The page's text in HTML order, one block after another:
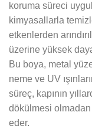
koruma süreci
kimyasallarla
etkenlerden
üzerine yüksek
Bu boya, metal
neme ve UV
süreç, kapının
dökülmesi olmadan
eder.